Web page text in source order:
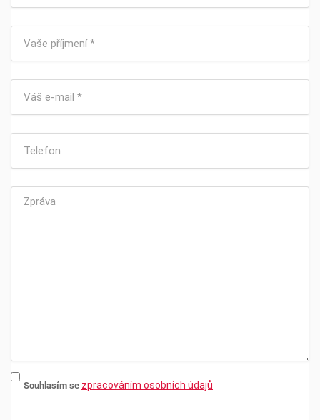
Souhlasím se zpracováním osobních údajů